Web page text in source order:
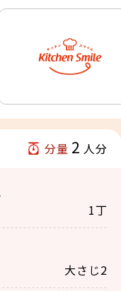
分量 2 人分
1丁
大さじ2